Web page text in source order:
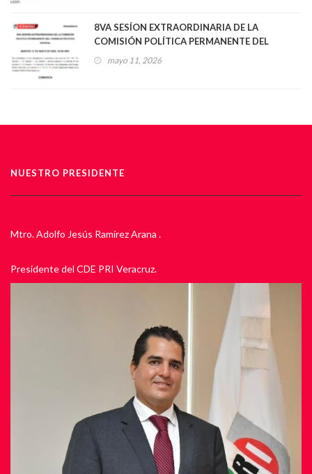
8VA SESÍON EXTRAORDINARIA DE LA
COMISIÓN POLÍTICA PERMANENTE DEL
CONSEJO POLÍTICO ESTATAL
mayo 11, 2026
NUESTRO PRESIDENTE
Mtro. Adolfo Jesús Ramírez Arana .
Presidente del CDE PRI Veracruz.